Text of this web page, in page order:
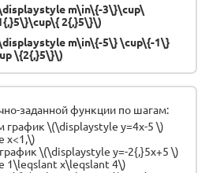
m\in\{-3\}\cup\
2{,}5\}\)
m\in\{-5\} \cup\{-1\}
\{2{,}5\}\)
заданной функции по шагам:
график \(\displaystyle y=4x-5 \)
x<1,\)
\(\displaystyle y=-2{,}5x+5 \)
1\leqslant x\leqslant 4\)